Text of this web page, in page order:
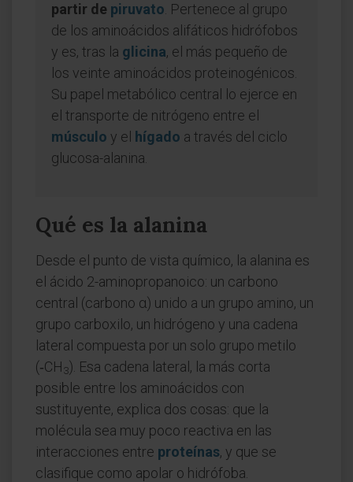
partir de piruvato . Pertenece al grupo
de los aminoácidos alifáticos hidrófobos
y es, tras la glicina, el más pequeño de
los veinte aminoácidos proteinogénicos.
Su papel metabólico central lo ejerce en
el transporte de nitrógeno entre el
músculo y el hígado a través del ciclo
glucosa-alanina.
Qué es la alanina
Desde el punto de vista químico, la alanina es
el ácido 2-aminopropanoico: un carbono
central (carbono α) unido a un grupo amino, un
grupo carboxilo, un hidrógeno y una cadena
lateral compuesta por un solo grupo metilo
(‑CH3). Esa cadena lateral, la más corta
posible entre los aminoácidos con
sustituyente, explica dos cosas: que la
molécula sea muy poco reactiva en las
interacciones entre proteínas, y que se
clasifique como apolar o hidrófoba.